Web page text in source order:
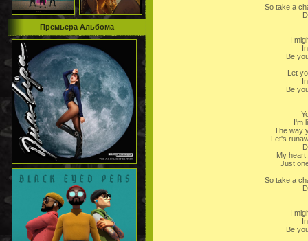
Премьера Альбома
So take a
I
Be
Let
Be
I'm
The way
Let's
My heart
Just
So take a
I
Be